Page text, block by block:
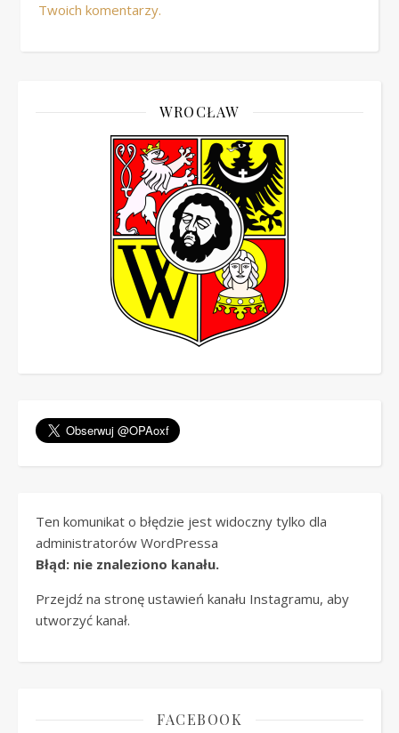
Twoich komentarzy.
WROCŁAW
Ten komunikat o błędzie jest widoczny tylko dla
administratorów WordPressa
Błąd: nie znaleziono kanału.
Przejdź na stronę ustawień kanału Instagramu, aby
utworzyć kanał.
FACEBOOK